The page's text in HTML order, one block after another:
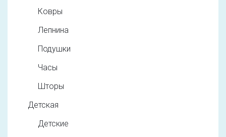
Ковры
Лепнина
Подушки
Часы
Шторы
Детская
Детские